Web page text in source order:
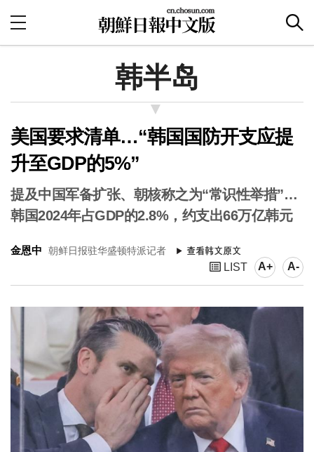
韩半岛
美国要求清单…“韩国国防开支应提
升至GDP的5%”
提及中国军备扩张、朝核称之为“常识性举措”…
韩国2024年占GDP的2.8%，约支出66万亿韩元
金恩中 朝鲜日报驻华盛顿特派记者
LIST A+ A-